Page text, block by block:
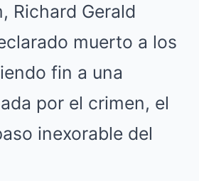
Richard Gerald
muerto a los
fin a una
por el crimen, el
inexorable del